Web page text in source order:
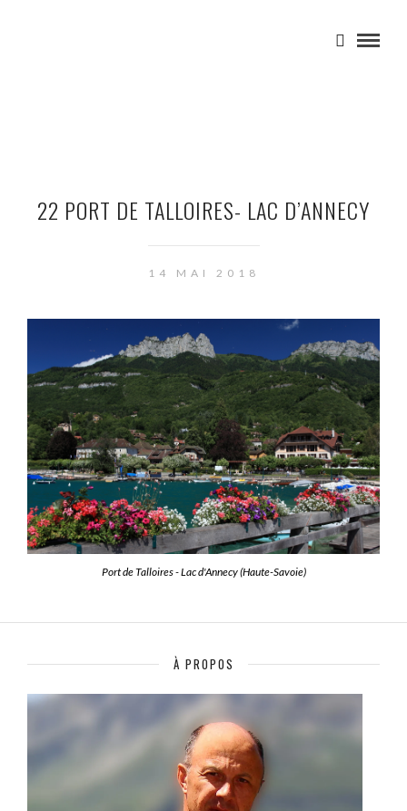
22 PORT DE TALLOIRES- LAC D’ANNECY
14 MAI 2018
Port de Talloires - Lac d'Annecy (Haute-Savoie)
À PROPOS